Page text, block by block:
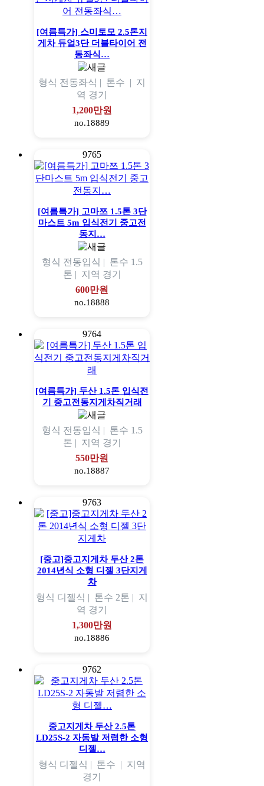
[여름특가] 스미토모 2.5톤지
게차 듀얼3단 더블타이어 전
동좌식…
형식 전동좌식 | 톤수 | 지
역 경기
1,200만원
no.18889
9765
[여름특가] 고마쯔 1.5톤 3단
마스트 5m 입식전기 중고전
동지…
형식 전동입식 | 톤수 1.5
톤 | 지역 경기
600만원
no.18888
9764
[여름특가] 두산 1.5톤 입식전
기 중고전동지게차직거래
형식 전동입식 | 톤수 1.5
톤 | 지역 경기
550만원
no.18887
9763
[중고]중고지게차 두산 2톤
2014년식 소형 디젤 3단지게
차
형식 디젤식 | 톤수 2톤 | 지
역 경기
1,300만원
no.18886
9762
중고지게차 두산 2.5톤
LD25S-2 자동발 저렴한 소형
디젤…
형식 디젤식 | 톤수 | 지역
경기